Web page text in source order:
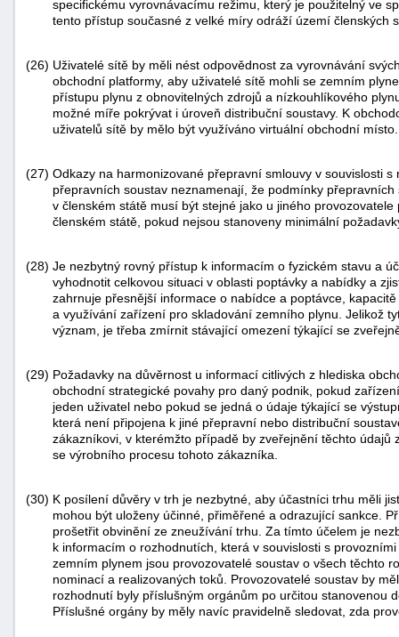
specifickému vyrovnávacímu režimu, který je použitelný ve
tento přístup současné z velké míry odráží území členských
(26) Uživatelé sítě by měli nést odpovědnost za vyrovnávání
obchodní platformy, aby uživatelé sítě mohli se zemním
přístupu plynu z obnovitelných zdrojů a nízkouhlíkového
možné míře pokrývat i úroveň distribuční soustavy. K
uživatelů sítě by mělo být využíváno virtuální obchodní místo.
(27) Odkazy na harmonizované přepravní smlouvy v souvislosti
přepravních soustav neznamenají, že podmínky
v členském státě musí být stejné jako u jiného
členském státě, pokud nejsou stanoveny minimální
(28) Je nezbytný rovný přístup k informacím o fyzickém stavu a
vyhodnotit celkovou situaci v oblasti poptávky a nabídky a
zahrnuje přesnější informace o nabídce a poptávce,
a využívání zařízení pro skladování zemního plynu. Jelikož
význam, je třeba zmírnit stávající omezení týkající se
(29) Požadavky na důvěrnost u informací citlivých z hlediska
obchodní strategické povahy pro daný podnik, pokud
jeden uživatel nebo pokud se jedná o údaje týkající se
která není připojena k jiné přepravní nebo distribuční
zákazníkovi, v kterémžto případě by zveřejnění těchto
se výrobního procesu tohoto zákazníka.
(30) K posílení důvěry v trh je nezbytné, aby účastníci trhu měli
mohou být uloženy účinné, přiměřené a odrazující sankce.
prošetřit obvinění ze zneužívání trhu. Za tímto účelem je
k informacím o rozhodnutích, která v souvislosti s
zemním plynem jsou provozovatelé soustav o všech těchto
nominací a realizovaných toků. Provozovatelé soustav by
rozhodnutí byly příslušným orgánům po určitou stanovenou
Příslušné orgány by měly navíc pravidelně sledovat, zda